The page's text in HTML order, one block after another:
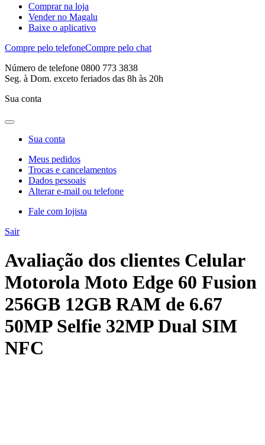
Comprar na loja
Vender no Magalu
Baixe o aplicativo
Compre pelo telefoneCompre pelo chat
Número de telefone 0800 773 3838
Seg. à Dom. exceto feriados das 8h às 20h
Sua conta
Sua conta
Meus pedidos
Trocas e cancelamentos
Dados pessoais
Alterar e-mail ou telefone
Fale com lojista
Sair
Avaliação dos clientes Celular
Motorola Moto Edge 60 Fusion
256GB 12GB RAM de 6.67
50MP Selfie 32MP Dual SIM
NFC